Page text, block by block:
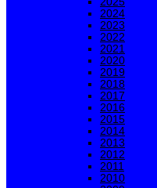
2024
2023
2022
2021
2020
2019
2018
2017
2016
2015
2014
2013
2012
2011
2010